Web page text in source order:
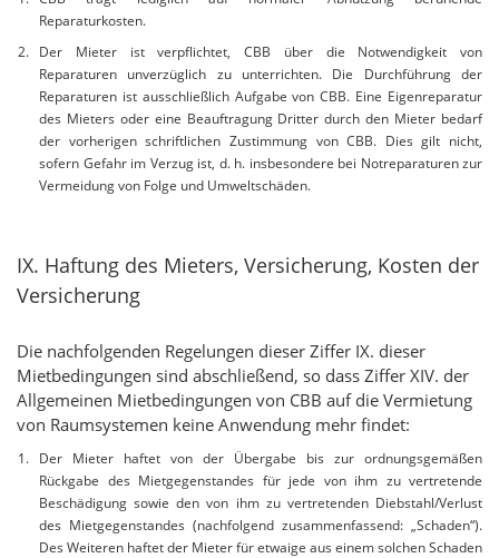
Reparaturkosten.
Der Mieter ist verpflichtet, CBB über die Notwendigkeit von
Reparaturen unverzüglich zu unterrichten. Die Durchführung der
Reparaturen ist ausschließlich Aufgabe von CBB. Eine Eigenreparatur
des Mieters oder eine Beauftragung Dritter durch den Mieter bedarf
der vorherigen schriftlichen Zustimmung von CBB. Dies gilt nicht,
sofern Gefahr im Verzug ist, d. h. insbesondere bei Notreparaturen zur
Vermeidung von Folge und Umweltschäden.
IX. Haftung des Mieters, Versicherung, Kosten der
Versicherung
Die nachfolgenden Regelungen dieser Ziffer IX. dieser
Mietbedingungen sind abschließend, so dass Ziffer XIV. der
Allgemeinen Mietbedingungen von CBB auf die Vermietung
von Raumsystemen keine Anwendung mehr findet:
Der Mieter haftet von der Übergabe bis zur ordnungsgemäßen
Rückgabe des Mietgegenstandes für jede von ihm zu vertretende
Beschädigung sowie den von ihm zu vertretenden Diebstahl/Verlust
des Mietgegenstandes (nachfolgend zusammenfassend: „Schaden“).
Des Weiteren haftet der Mieter für etwaige aus einem solchen Schaden